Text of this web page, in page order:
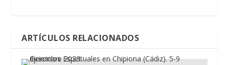
ARTÍCULOS RELACIONADOS